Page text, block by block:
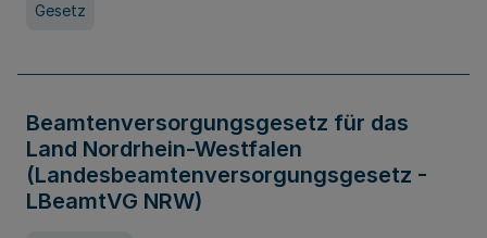
Gesetz
Beamtenversorgungsgesetz für das
Land Nordrhein-Westfalen
(Landesbeamtenversorgungsgesetz -
LBeamtVG NRW)